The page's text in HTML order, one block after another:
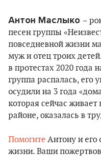
Антон Маслыко –
песен группы
повседневной жизни
муж и отец троих
в протестах 2020 года
группа распалась, его
осудили на 3 года
которая сейчас
районе, оказалась в
Помогите Антону и его
жизни. Ваши